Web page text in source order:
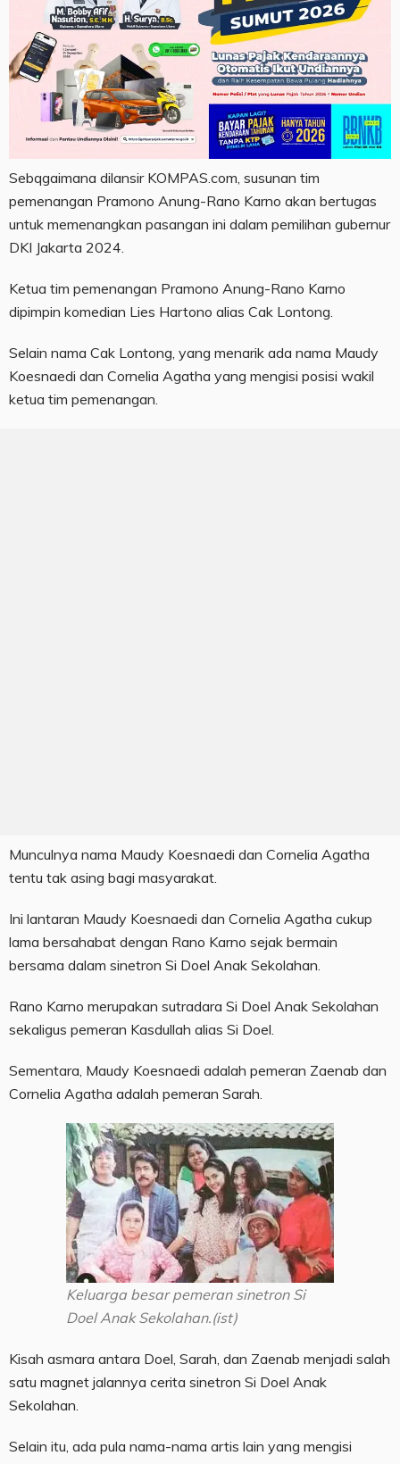
Sebqgaimana dilansir KOMPAS.com, susunan tim
pemenangan Pramono Anung-Rano Karno akan bertugas
untuk memenangkan pasangan ini dalam pemilihan gubernur
DKI Jakarta 2024.
Ketua tim pemenangan Pramono Anung-Rano Karno
dipimpin komedian Lies Hartono alias Cak Lontong.
Selain nama Cak Lontong, yang menarik ada nama Maudy
Koesnaedi dan Cornelia Agatha yang mengisi posisi wakil
ketua tim pemenangan.
Munculnya nama Maudy Koesnaedi dan Cornelia Agatha
tentu tak asing bagi masyarakat.
Ini lantaran Maudy Koesnaedi dan Cornelia Agatha cukup
lama bersahabat dengan Rano Karno sejak bermain
bersama dalam sinetron Si Doel Anak Sekolahan.
Rano Karno merupakan sutradara Si Doel Anak Sekolahan
sekaligus pemeran Kasdullah alias Si Doel.
Sementara, Maudy Koesnaedi adalah pemeran Zaenab dan
Cornelia Agatha adalah pemeran Sarah.
Keluarga besar pemeran sinetron Si
Doel Anak Sekolahan.(ist)
Kisah asmara antara Doel, Sarah, dan Zaenab menjadi salah
satu magnet jalannya cerita sinetron Si Doel Anak
Sekolahan.
Selain itu, ada pula nama-nama artis lain yang mengisi